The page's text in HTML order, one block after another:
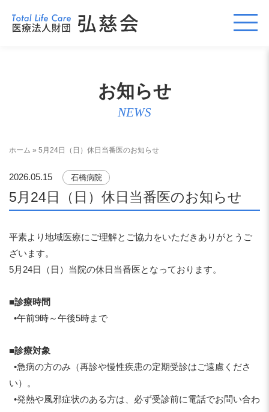
お知らせ
NEWS
ホーム » 5月24日（日）休日当番医のお知らせ
2026.05.15 石橋病院
5月24日（日）休日当番医のお知らせ
平素より地域医療にご理解とご協力をいただきありがとうご
ざいます。
5月24日（日）当院の休日当番医となっております。
■診療時間
•午前9時～午後5時まで
■診療対象
•急病の方のみ（再診や慢性疾患の定期受診はご遠慮くださ
い）。
•発熱や風邪症状のある方は、必ず受診前に電話でお問い合わ